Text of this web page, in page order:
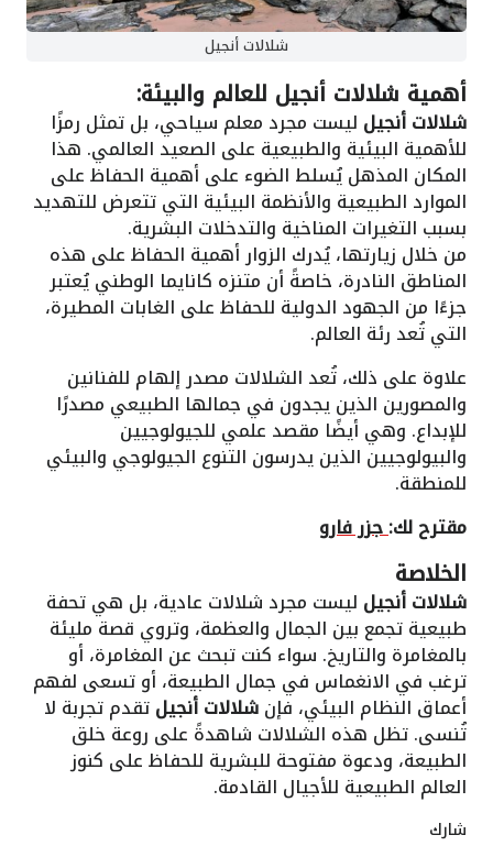
شلالات أنجيل
أهمية شلالات أنجيل للعالم والبيئة:
شلالات أنجيل ليست مجرد معلم سياحي، بل تمثل رمزًا
للأهمية البيئية والطبيعية على الصعيد العالمي. هذا
المكان المذهل يُسلط الضوء على أهمية الحفاظ على
الموارد الطبيعية والأنظمة البيئية التي تتعرض للتهديد
بسبب التغيرات المناخية والتدخلات البشرية.
من خلال زيارتها، يُدرك الزوار أهمية الحفاظ على هذه
المناطق النادرة، خاصةً أن متنزه كانايما الوطني يُعتبر
جزءًا من الجهود الدولية للحفاظ على الغابات المطيرة،
التي تُعد رئة العالم.
علاوة على ذلك، تُعد الشلالات مصدر إلهام للفنانين
والمصورين الذين يجدون في جمالها الطبيعي مصدرًا
للإبداع. وهي أيضًا مقصد علمي للجيولوجيين
والبيولوجيين الذين يدرسون التنوع الجيولوجي والبيئي
للمنطقة.
مقترح لك:جزر فارو
الخلاصة
شلالات أنجيل ليست مجرد شلالات عادية، بل هي تحفة
طبيعية تجمع بين الجمال والعظمة، وتروي قصة مليئة
بالمغامرة والتاريخ. سواء كنت تبحث عن المغامرة، أو
ترغب في الانغماس في جمال الطبيعة، أو تسعى لفهم
أعماق النظام البيئي، فإنشلالات أنجيلتقدم تجربة لا
تُنسى. تظل هذه الشلالات شاهدةً على روعة خلق
الطبيعة، ودعوة مفتوحة للبشرية للحفاظ على كنوز
العالم الطبيعية للأجيال القادمة.
شارك